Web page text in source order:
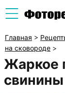
Главная >
на сковороде >
Жаркое
свинины